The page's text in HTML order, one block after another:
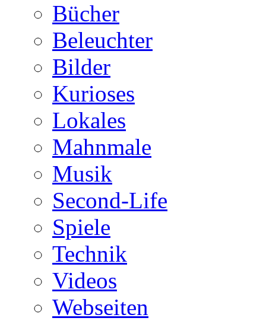
Bücher
Beleuchter
Bilder
Kurioses
Lokales
Mahnmale
Musik
Second-Life
Spiele
Technik
Videos
Webseiten